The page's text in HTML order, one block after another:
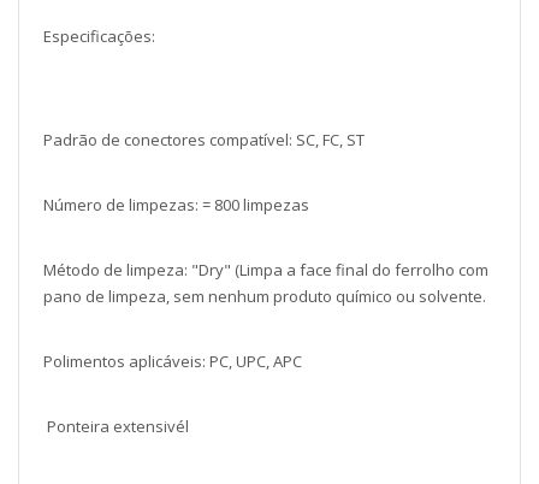
Especificações:
Padrão de conectores compatível: SC, FC, ST
Número de limpezas: = 800 limpezas
Método de limpeza: "Dry" (Limpa a face final do ferrolho com
pano de limpeza, sem nenhum produto químico ou solvente.
Polimentos aplicáveis: PC, UPC, APC
Ponteira extensivél